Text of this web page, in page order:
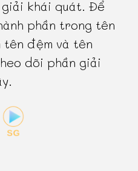
khái quát. Để
phần trong tên
tên đệm và tên
dõi phần giải